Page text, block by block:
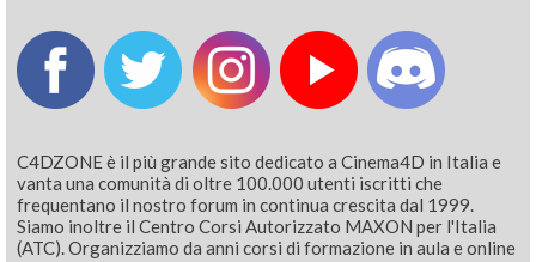
C4DZONE è il più grande sito dedicato a Cinema4D in Italia e
vanta una comunità di oltre 100.000 utenti iscritti che
frequentano il nostro forum in continua crescita dal 1999.
Siamo inoltre il Centro Corsi Autorizzato MAXON per l'Italia
(ATC). Organizziamo da anni corsi di formazione in aula e online